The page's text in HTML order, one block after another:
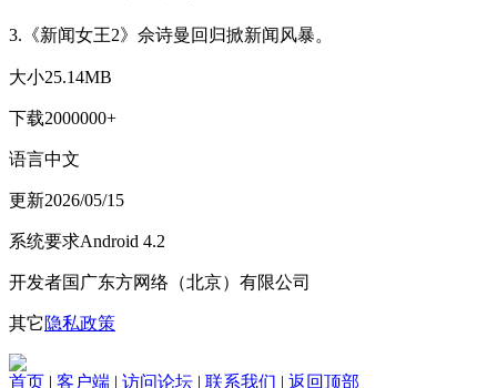
3.《新闻女王2》佘诗曼回归掀新闻风暴。
大小25.14MB
下载2000000+
语言中文
更新2026/05/15
系统要求Android 4.2
开发者国广东方网络（北京）有限公司
其它 隐私政策
首页 | 客户端 | 访问论坛 | 联系我们 | 返回顶部